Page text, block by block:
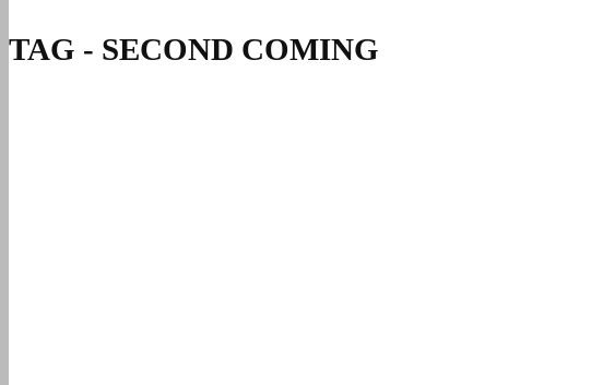
TAG - SECOND COMING